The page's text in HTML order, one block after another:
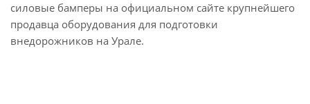
силовые бамперы на официальном сайте крупнейшего
продавца оборудования для подготовки
внедорожников на Урале.